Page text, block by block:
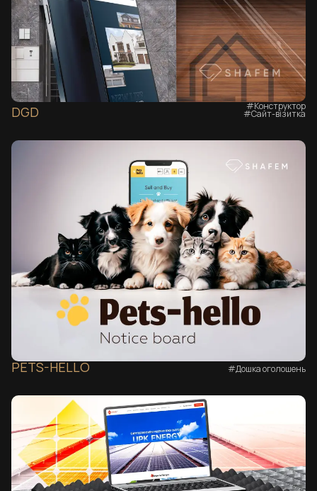
DGD #Конструктор
#Сайт-візитка
PETS-HELLO #Дошка оголошень